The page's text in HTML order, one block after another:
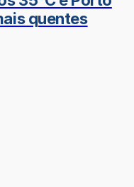
quentes